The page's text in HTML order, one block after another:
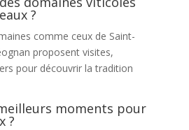
?
comme ceux de Saint-
proposent visites,
pour découvrir la tradition
moments pour
?